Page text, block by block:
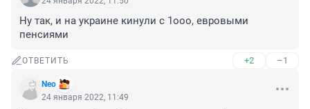
Ну так, и на украине кинули с 1ооо, евровыми
пенсиями
ОТВЕТИТЬ +2 –1
Nео
24 января 2022, 11:49